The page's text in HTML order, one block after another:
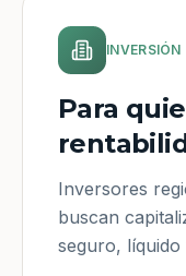
INVERSIÓN
Para
Inversores
buscan
seguro,